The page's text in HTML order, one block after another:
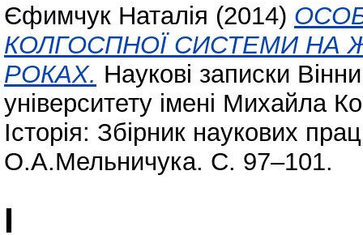
Єфимчук Наталія (2014)
КОЛГОСПНОЇ СИСТЕМИ НА
РОКАХ. Наукові записки
університету імені Михайла
Історія: Збірник наукових
О.А.Мельничука. С. 97–101.
І